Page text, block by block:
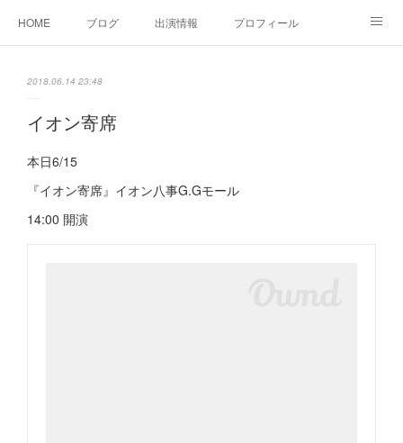
HOME ブログ 出演情報 プロフィール
2018.06.14 23:48
イオン寄席
本日6/15
『イオン寄席』イオン八事G.Gモール
14:00 開演